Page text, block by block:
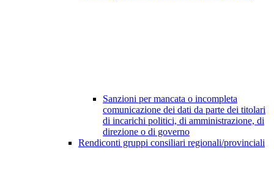
Sanzioni per mancata o incompleta
comunicazione dei dati da parte dei titolari
di incarichi politici, di amministrazione, di
direzione o di governo
Rendiconti gruppi consiliari regionali/provinciali